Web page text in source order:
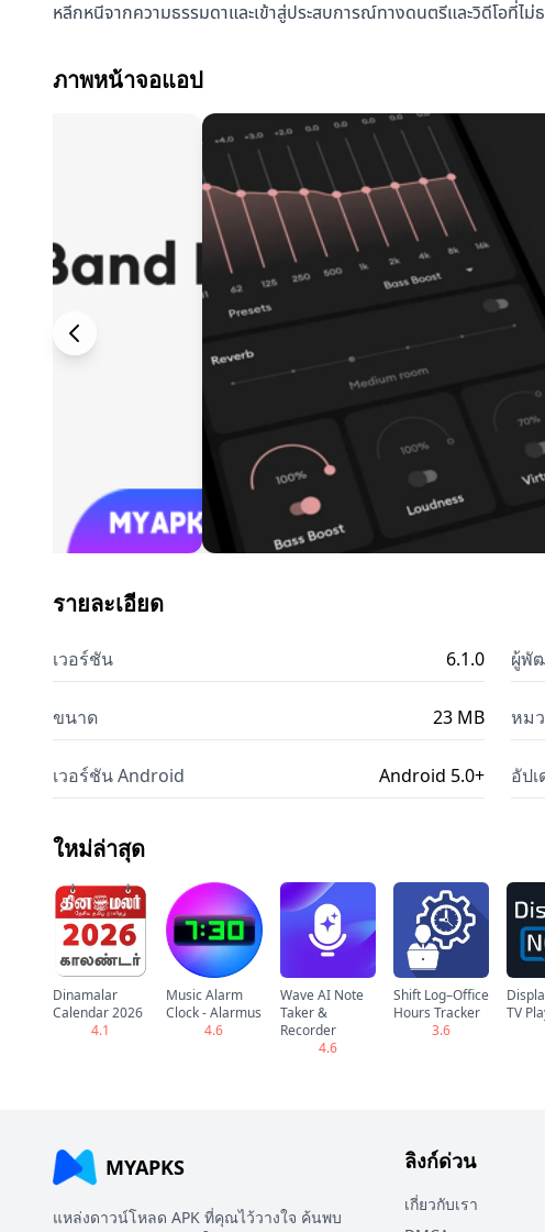
หลีกหนีจากความธรรมดาและเข้าสู่ประสบการณ์ทางดนตรีและวิดีโอที่ไ
ภาพหน้าจอแอป
รายละเอียด
เวอร์ชัน 6.1.0
ขนาด 23 MB
เวอร์ชัน Android Android 5.0+
ผู้พั
หม
อัป
ใหม่ล่าสุด
Dinamalar
Calendar 2026
4.1
Music Alarm
Clock - Alarmus
4.6
Wave AI Note
Taker &
Recorder
4.6
Shift Log–Office
Hours Tracker
3.6
TV
MYAPKS
แหล่งดาวน์โหลด APK ที่คุณไว้วางใจ ค้นพบ
ลิงก์ด่วน
เกี่ยวกับเรา